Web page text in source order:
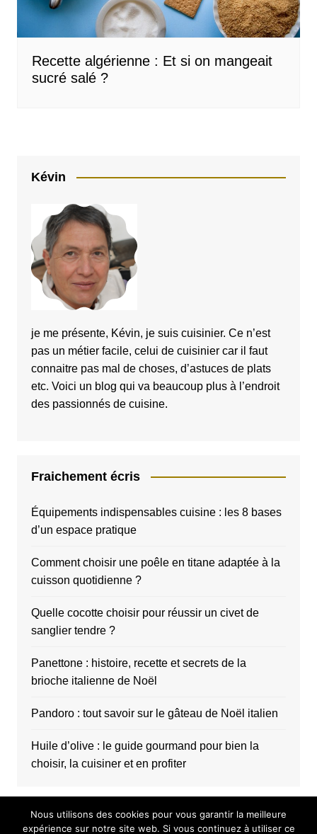
Recette algérienne : Et si on mangeait
sucré salé ?
Kévin
je me présente, Kévin, je suis cuisinier. Ce n’est
pas un métier facile, celui de cuisinier car il faut
connaitre pas mal de choses, d’astuces de plats
etc. Voici un blog qui va beaucoup plus à l’endroit
des passionnés de cuisine.
Fraichement écris
Équipements indispensables cuisine : les 8 bases
d’un espace pratique
Comment choisir une poêle en titane adaptée à la
cuisson quotidienne ?
Quelle cocotte choisir pour réussir un civet de
sanglier tendre ?
Panettone : histoire, recette et secrets de la
brioche italienne de Noël
Pandoro : tout savoir sur le gâteau de Noël italien
Huile d’olive : le guide gourmand pour bien la
choisir, la cuisiner et en profiter
Nous utilisons des cookies pour vous garantir la meilleure
expérience sur notre site web. Si vous continuez à utiliser ce